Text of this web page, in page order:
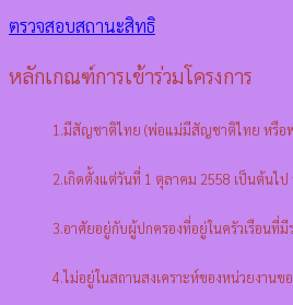
ตรวจสอบสถานะสิทธิ
หลักเกณฑ์การเข้าร่วมโครงการ
1.มีสัญชาติไทย (พ่อแม่มีสัญชาติไทย หรื
2.เกิดตั้งแต่วันที่ 1 ตุลาคม 2558 เป็นต้นไ
3.อาศัยอยู่กับผู้ปกครองที่อยู่ในครัวเรือนที่มี
4.ไม่อยู่ในสถานสงเคราะห์ของหน่วยงานข